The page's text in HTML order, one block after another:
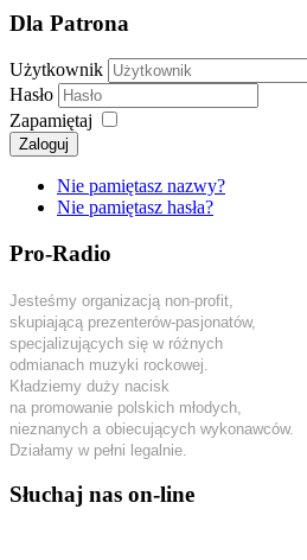
Dla Patrona
Użytkownik
Hasło
Zapamiętaj
Zaloguj
Nie pamiętasz nazwy?
Nie pamiętasz hasła?
Pro-Radio
Jesteśmy organizacją non-profit,
skupiającą prezenterów-pasjonatów,
specjalizujących się w różnych
odmianach muzyki rockowej.
Kładziemy duży nacisk
na promowanie polskich młodych,
nieznanych a obiecujących wykonawców.
Działamy w pełni legalnie.
Słuchaj nas on-line